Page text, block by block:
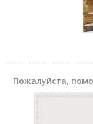
Пожалуйста,